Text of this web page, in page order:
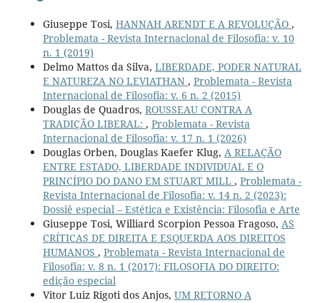
Giuseppe Tosi, HANNAH ARENDT E A REVOLUÇÃO ,
Problemata - Revista Internacional de Filosofia: v. 10
n. 1 (2019)
Delmo Mattos da Silva, LIBERDADE, PODER NATURAL
E NATUREZA NO LEVIATHAN , Problemata - Revista
Internacional de Filosofia: v. 6 n. 2 (2015)
Douglas de Quadros, ROUSSEAU CONTRA A
TRADIÇÃO LIBERAL: , Problemata - Revista
Internacional de Filosofia: v. 17 n. 1 (2026)
Douglas Orben, Douglas Kaefer Klug, A RELAÇÃO
ENTRE ESTADO, LIBERDADE INDIVIDUAL E O
PRINCÍPIO DO DANO EM STUART MILL , Problemata -
Revista Internacional de Filosofia: v. 14 n. 2 (2023):
Dossiê especial – Estética e Existência: Filosofia e Arte
Giuseppe Tosi, Williard Scorpion Pessoa Fragoso, AS
CRÍTICAS DE DIREITA E ESQUERDA AOS DIREITOS
HUMANOS , Problemata - Revista Internacional de
Filosofia: v. 8 n. 1 (2017): FILOSOFIA DO DIREITO:
edição especial
Vitor Luiz Rigoti dos Anjos, UM RETORNO A